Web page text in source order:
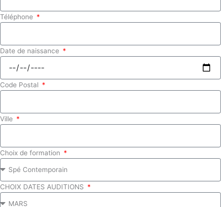
Téléphone
Date de naissance
Code Postal
Ville
Choix de formation
CHOIX DATES AUDITIONS